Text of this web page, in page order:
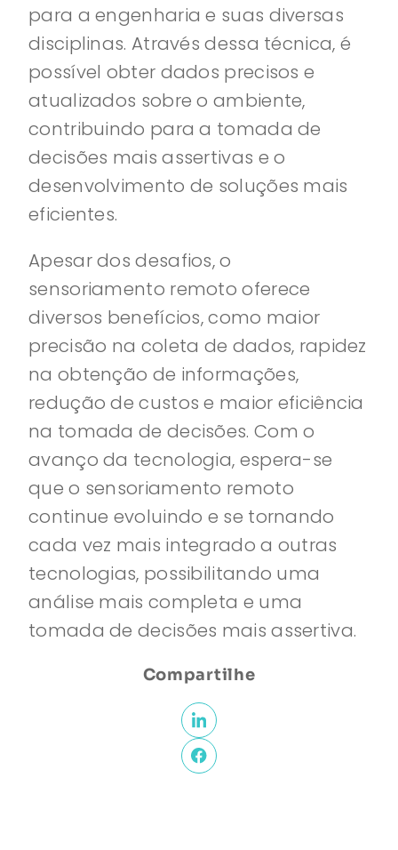
para a engenharia e suas diversas
disciplinas. Através dessa técnica, é
possível obter dados precisos e
atualizados sobre o ambiente,
contribuindo para a tomada de
decisões mais assertivas e o
desenvolvimento de soluções mais
eficientes.
Apesar dos desafios, o
sensoriamento remoto oferece
diversos benefícios, como maior
precisão na coleta de dados, rapidez
na obtenção de informações,
redução de custos e maior eficiência
na tomada de decisões. Com o
avanço da tecnologia, espera-se
que o sensoriamento remoto
continue evoluindo e se tornando
cada vez mais integrado a outras
tecnologias, possibilitando uma
análise mais completa e uma
tomada de decisões mais assertiva.
Compartilhe